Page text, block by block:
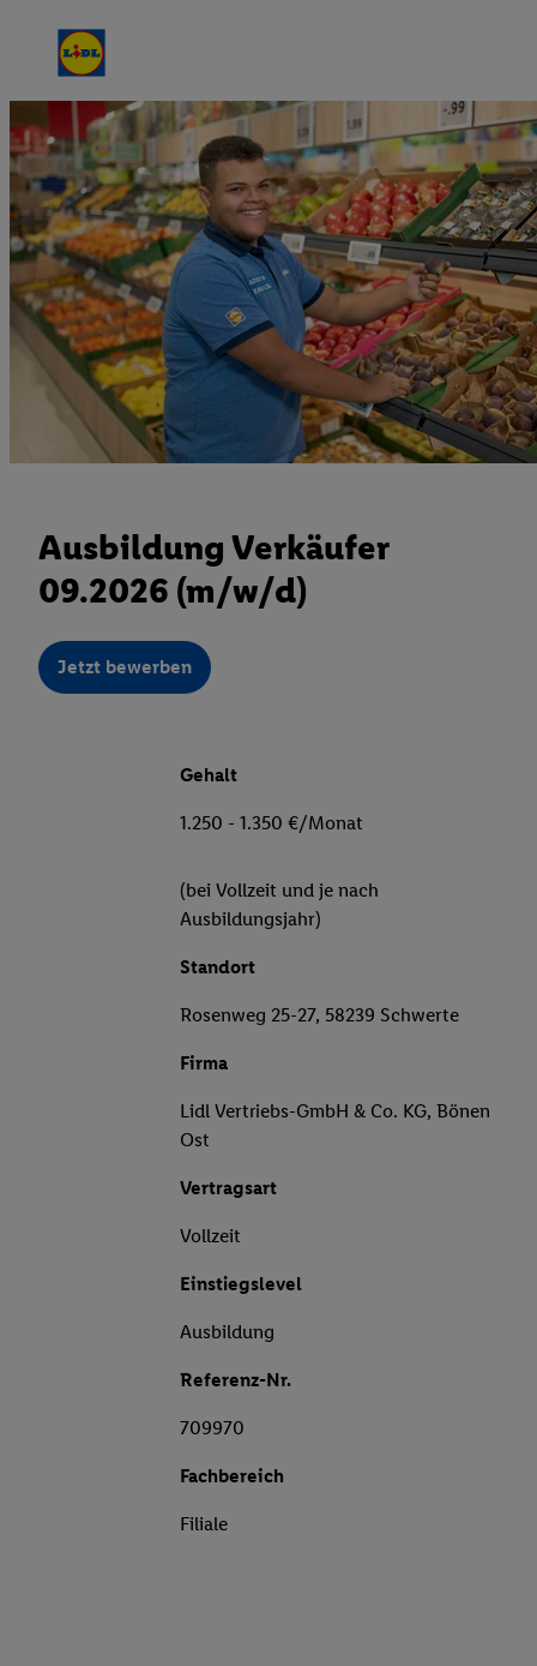
Ausbildung Verkäufer
09.2026 (m/w/d)
Jetzt bewerben
Gehalt
1.250 - 1.350 €/Monat
(bei Vollzeit und je nach
Ausbildungsjahr)
Standort
Rosenweg 25-27, 58239 Schwerte
Firma
Lidl Vertriebs-GmbH & Co. KG, Bönen
Ost
Vertragsart
Vollzeit
Einstiegslevel
Ausbildung
Referenz-Nr.
709970
Fachbereich
Filiale